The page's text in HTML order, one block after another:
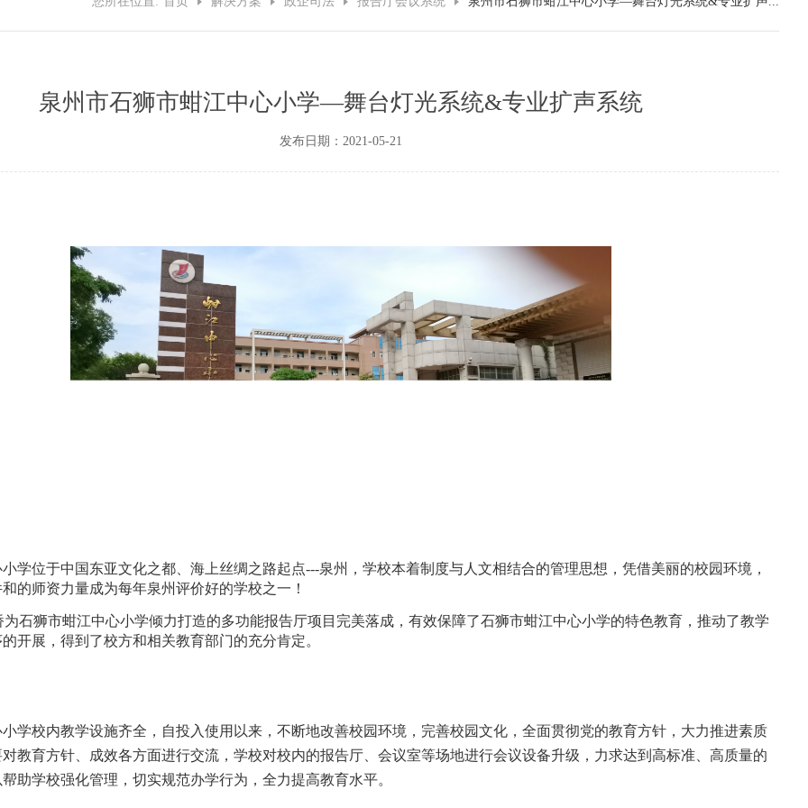
泉州市石狮市蚶江中心小学—舞台灯光系统&专业扩声系统
发布日期：2021-05-21
学位于中国东亚文化之都、海上丝绸之路起点---泉州，学校本着制度与人文相结合的管理思想，凭借美丽的校园环境，
的师资力量成为每年泉州评价好的学校之一！
为石狮市蚶江中心小学倾力打造的多功能报告厅项目完美落成，有效保障了石狮市蚶江中心小学的特色教育，推动了教学
开展，得到了校方和相关教育部门的充分肯定。
学校内教学设施齐全，自投入使用以来，不断地改善校园环境，完善校园文化，全面贯彻党的教育方针，大力推进素质
教育方针、成效各方面进行交流，学校对校内的报告厅、会议室等场地进行会议设备升级，力求达到高标准、高质量的
助学校强化管理，切实规范办学行为，全力提高教育水平。